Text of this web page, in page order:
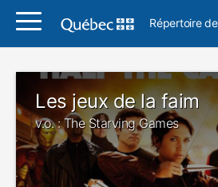
Répertoire
Les jeux de la faim
v.o. : The Starving Games